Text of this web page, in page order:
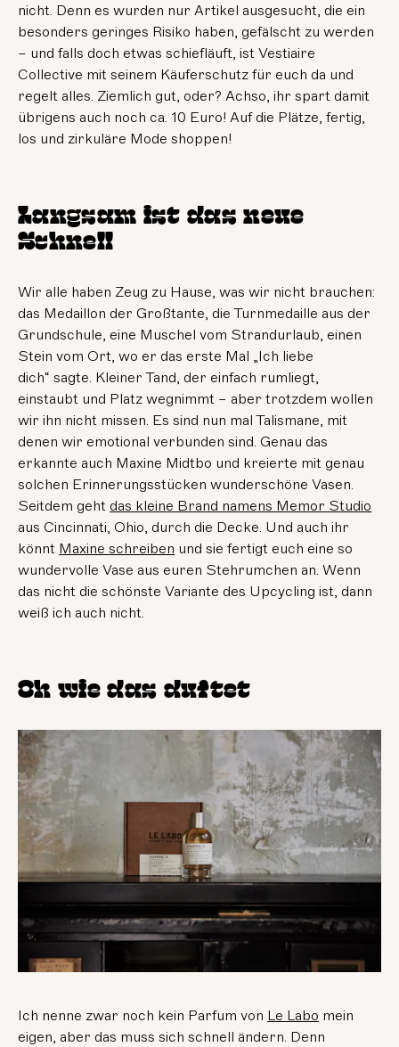
nicht. Denn es wurden nur Artikel ausgesucht, die ein
besonders geringes Risiko haben, gefälscht zu werden
– und falls doch etwas schiefläuft, ist Vestiaire
Collective mit seinem Käuferschutz für euch da und
regelt alles. Ziemlich gut, oder? Achso, ihr spart damit
übrigens auch noch ca. 10 Euro! Auf die Plätze, fertig,
los und zirkuläre Mode shoppen!
Langsam ist das neue
Schnell
Wir alle haben Zeug zu Hause, was wir nicht brauchen:
das Medaillon der Großtante, die Turnmedaille aus der
Grundschule, eine Muschel vom Strandurlaub, einen
Stein vom Ort, wo er das erste Mal „Ich liebe
dich“ sagte. Kleiner Tand, der einfach rumliegt,
einstaubt und Platz wegnimmt – aber trotzdem wollen
wir ihn nicht missen. Es sind nun mal Talismane, mit
denen wir emotional verbunden sind. Genau das
erkannte auch Maxine Midtbo und kreierte mit genau
solchen Erinnerungsstücken wunderschöne Vasen.
Seitdem geht das kleine Brand namens Memor Studio
aus Cincinnati, Ohio, durch die Decke. Und auch ihr
könnt Maxine schreiben und sie fertigt euch eine so
wundervolle Vase aus euren Stehrumchen an. Wenn
das nicht die schönste Variante des Upcycling ist, dann
weiß ich auch nicht.
Oh wie das duftet
Ich nenne zwar noch kein Parfum von Le Labo mein
eigen, aber das muss sich schnell ändern. Denn